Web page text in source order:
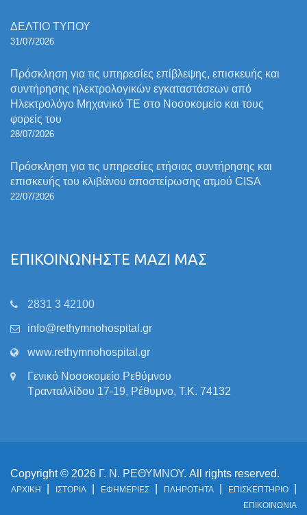
ΔΕΛΤΙΟ ΤΥΠΟΥ
31/07/2026
Πρόσκληση για τις υπηρεσίες επίβλεψης, επισκευής και
συντήρησης ηλεκτρολογικών εγκαταστάσεων από
Ηλεκτρολόγο Μηχανικό ΤΕ στο Νοσοκομείο και τους
φορείς του
28/07/2026
Πρόσκληση για τις υπηρεσίες ετήσιας συντήρησης και
επισκευής του κλιβάνου αποστείρωσης ατμού CISA
22/07/2026
ΕΠΙΚΟΙΝΩΝΗΣΤΕ ΜΑΖΙ ΜΑΣ
2831 3 42100
info@rethymnohospital.gr
www.rethymnohospital.gr
Γενικό Νοσοκομείο Ρεθύμνου
Τρανταλλίδου 17-19, Ρέθυμνο, Τ.Κ. 74132
Copyright © 2026 Γ. Ν. ΡΕΘΥΜΝΟΥ. All rights reserved.
ΑΡΧΙΚΗ ΙΣΤΟΡΙΑ ΕΦΗΜΕΡΙΕΣ ΠΛΗΡΟΤΗΤΑ
ΕΠΙΣΚΕΠΤΗΡΙΟ
ΕΠΙΚΟΙΝΩΝΙΑ